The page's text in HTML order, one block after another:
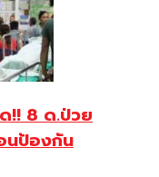
!! 8 ด.ป่วย
นป้องกัน